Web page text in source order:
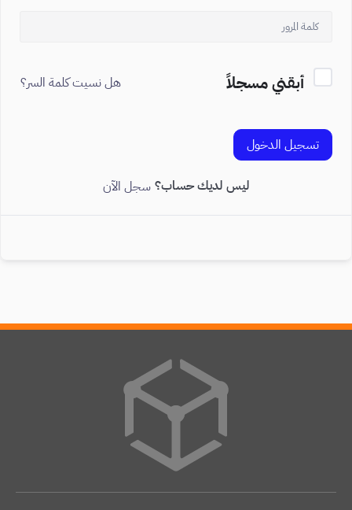
أبقني مسجلاً هل نسيت كلمة السر؟
تسجيل الدخول
ليس لديك حساب؟ سجل الآن